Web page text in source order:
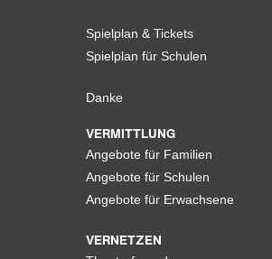
Spielplan & Tickets
Spielplan für Schulen
Danke
VERMITTLUNG
Angebote für Familien
Angebote für Schulen
Angebote für Erwachsene
VERNETZEN